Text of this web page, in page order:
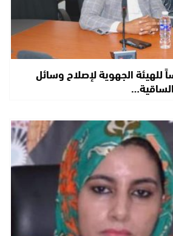
للهيئة الجهوية لإصلاح وسائل